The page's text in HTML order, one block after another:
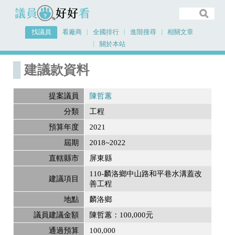
議員好好看
找議員 看廠商 全國排行 進階搜尋
相關文章
關於本站
首頁
建議款資料
提案議員
陳哲蕙
分類
工程
預算年度
2021
屆期
2018~2022
直轄縣市
屏東縣
建議項目
110-麟洛鄉中山路和平巷水溝蓋改
善工程
地點
麟洛鄉
議員建議金額
陳哲蕙：100,000元
通過預算
100,000